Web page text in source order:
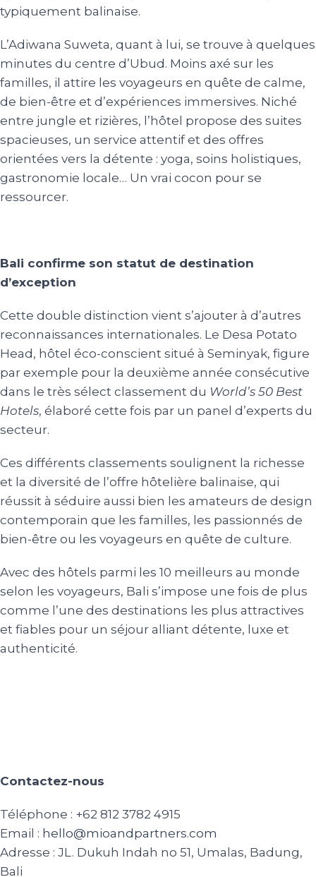
typiquement balinaise.
L’Adiwana Suweta, quant à lui, se trouve à quelques
minutes du centre d’Ubud. Moins axé sur les
familles, il attire les voyageurs en quête de calme,
de bien-être et d’expériences immersives. Niché
entre jungle et rizières, l’hôtel propose des suites
spacieuses, un service attentif et des offres
orientées vers la détente : yoga, soins holistiques,
gastronomie locale… Un vrai cocon pour se
ressourcer.
Bali confirme son statut de destination
d’exception
Cette double distinction vient s’ajouter à d’autres
reconnaissances internationales. Le Desa Potato
Head, hôtel éco-conscient situé à Seminyak, figure
par exemple pour la deuxième année consécutive
dans le très sélect classement du World’s 50 Best
Hotels, élaboré cette fois par un panel d’experts du
secteur.
Ces différents classements soulignent la richesse
et la diversité de l’offre hôtelière balinaise, qui
réussit à séduire aussi bien les amateurs de design
contemporain que les familles, les passionnés de
bien-être ou les voyageurs en quête de culture.
Avec des hôtels parmi les 10 meilleurs au monde
selon les voyageurs, Bali s’impose une fois de plus
comme l’une des destinations les plus attractives
et fiables pour un séjour alliant détente, luxe et
authenticité.
Contactez-nous
Téléphone : +62 812 3782 4915
Email : hello@mioandpartners.com
Adresse : JL. Dukuh Indah no 51, Umalas, Badung,
Bali